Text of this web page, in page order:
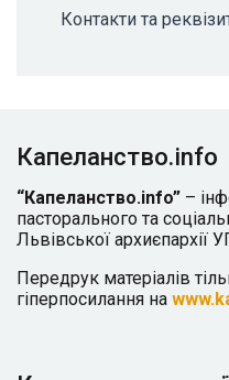
Контакти та
Капеланство.info
“Капеланство.info” –
пасторального та
Львівської архиєпархії
Передрук матеріалів
гіперпосилання на